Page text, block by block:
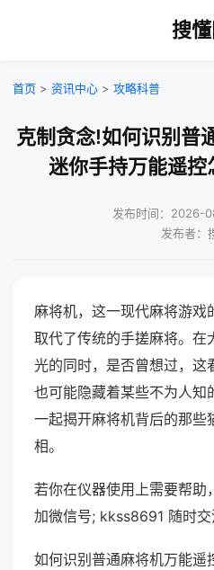
搜
首页 > 资讯中心 > 攻略科普
克制贪念!如何识别普
迷你手持万能遥
发布时间：2026-
发布者：
麻将机，这一现代麻将游戏
取代了传统的手搓麻将。在
光的同时，是否曾想过，这
也可能隐藏着某些不为人知
一起揭开麻将机背后的那些
相。
若你在仪器使用上需要帮助
加微信号; kkss8691 随时交
如何识别普通麻将机万能遥